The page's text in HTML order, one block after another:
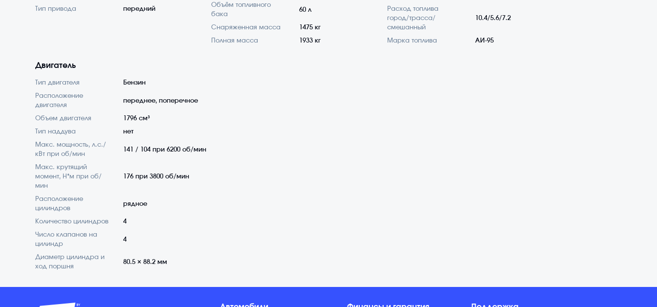
Тип привода передний
Объём топливного
бака
60 л
Снаряженная масса 1475 кг
Полная масса 1933 кг
Расход топлива
город/трасса/
смешанный
10.4/5.6/7.2
Марка топлива АИ-95
Двигатель
Тип двигателя Бензин
Расположение
двигателя
переднее, поперечное
Объем двигателя 1796 см³
Тип наддува нет
Макс. мощность, л.с./
кВт при об/мин
141 / 104 при 6200 об/мин
Макс. крутящий
момент, Н*м при об/
мин
176 при 3800 об/мин
Расположение
цилиндров
рядное
Количество цилиндров 4
Число клапанов на
цилиндр
4
Диаметр цилиндра и
ход поршня
80.5 × 88.2 мм